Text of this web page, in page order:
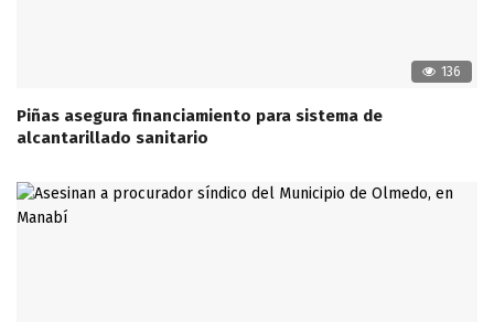
136
Piñas asegura financiamiento para sistema de
alcantarillado sanitario